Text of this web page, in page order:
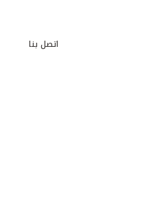
اتصل بنا